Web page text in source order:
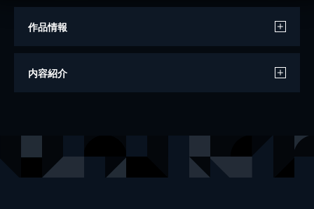
作品情報
文
出版社 ポプラ社
内容紹介